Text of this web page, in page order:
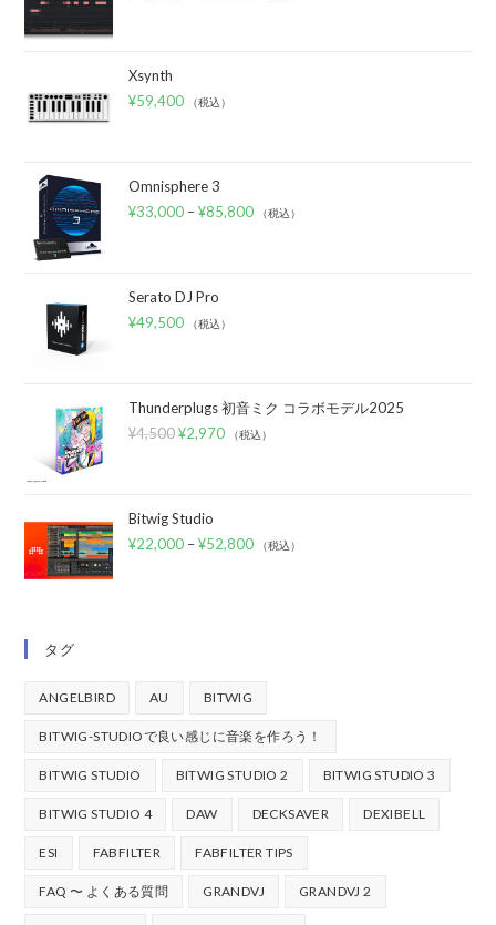
Xsynth
¥59,400 （税込）
Omnisphere 3
¥33,000 –¥85,800 （税込）
Serato DJ Pro
¥49,500 （税込）
Thunderplugs 初音ミク コラボモデル2025
¥4,500 ¥2,970 （税込）
Bitwig Studio
¥22,000 –¥52,800 （税込）
タグ
ANGELBIRD AU BITWIG
BITWIG-STUDIOで良い感じに音楽を作ろう！
BITWIG STUDIO BITWIG STUDIO 2 BITWIG STUDIO 3
BITWIG STUDIO 4 DAW DECKSAVER DEXIBELL
ESI FABFILTER FABFILTER TIPS
FAQ 〜 よくある質問 GRANDVJ GRANDVJ 2